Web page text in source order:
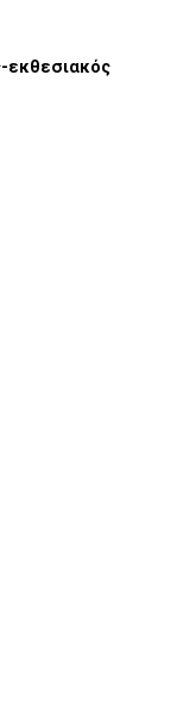
με την αισθητική
τον Compact
λειτουργίες
ατμό,
που
γαστρονομικές
την Τεχνητή
μέσω του
AI Gourmet™, ο
προτείνει τις
των
βελτιστοποιούν
εκθεσιακός